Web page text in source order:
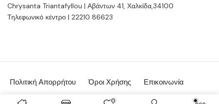
0
Chrysanta Triantafyllou | Αβάντων 41, Χαλκίδα,34100
Τηλεφωνικό κέντρο | 22210 86623
Πολιτική Απορρήτου Όροι Χρήσης Επικοινωνία
© MissVanity.gr 2026 | powered by: